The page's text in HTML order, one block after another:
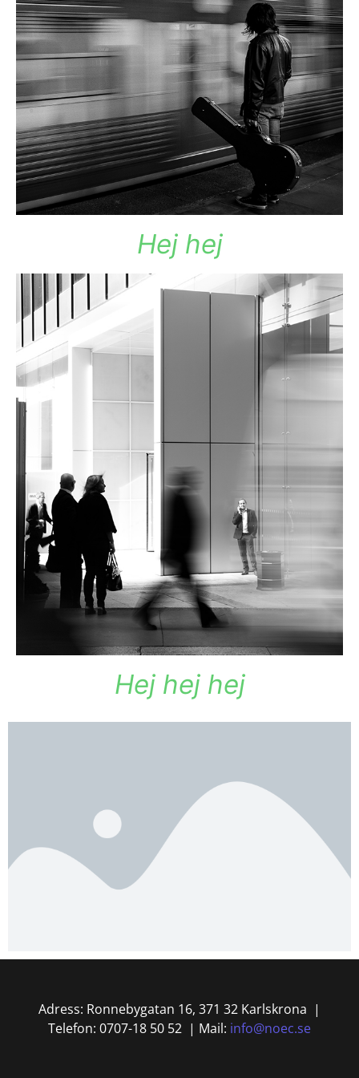
Hej hej
Hej hej hej
Adress: Ronnebygatan 16, 371 32 Karlskrona |
Telefon: 0707-18 50 52 | Mail: info@noec.se